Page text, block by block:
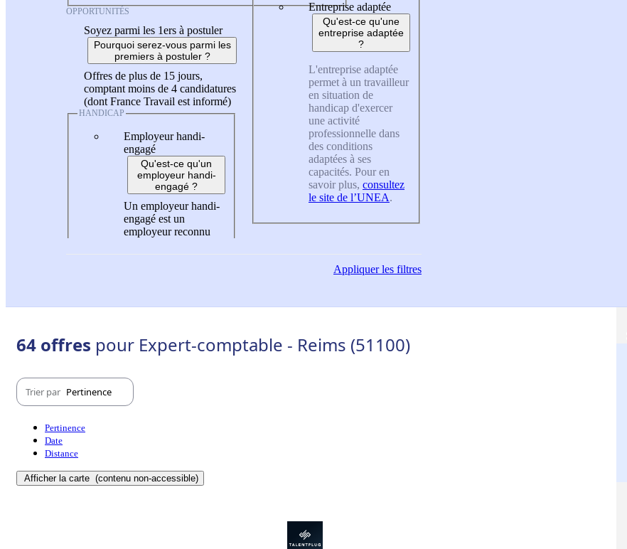
OPPORTUNITÉS
Soyez parmi les 1ers à postuler
Pourquoi serez-vous parmi les
premiers à postuler ?
Offres de plus de 15 jours,
comptant moins de 4 candidatures
(dont France Travail est informé)
HANDICAP
Employeur handi-
engagé
Qu'est-ce qu'un
employeur handi-
engagé ?
Un employeur handi-
engagé est un
employeur reconnu
Entreprise adaptée
Qu'est-ce qu'une
entreprise adaptée
?
L'entreprise adaptée
permet à un travailleur
en situation de
handicap d'exercer
une activité
professionnelle dans
des conditions
adaptées à ses
capacités. Pour en
savoir plus, consultez
le site de l’UNEA.
Appliquerles filtres
64 offres pour Expert-comptable - Reims (51100)
Trier par Pertinence
Pertinence
Date
Distance
Afficher la carte (contenu non-accessible)